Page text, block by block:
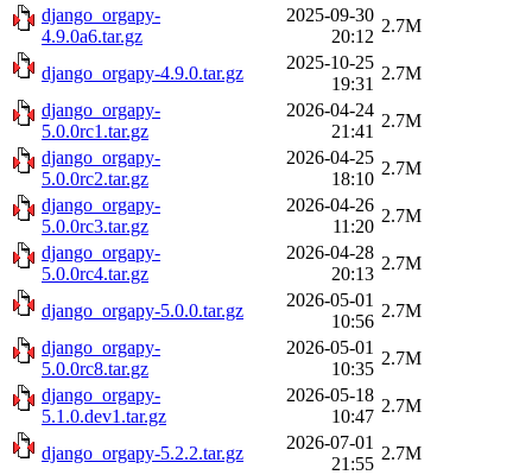
django_orgapy-
4.9.0a6.tar.gz
2025-09-30
20:12
2.7M
django_orgapy-4.9.0.tar.gz
2025-10-25
19:31
2.7M
django_orgapy-
5.0.0rc1.tar.gz
2026-04-24
21:41
2.7M
django_orgapy-
5.0.0rc2.tar.gz
2026-04-25
18:10
2.7M
django_orgapy-
5.0.0rc3.tar.gz
2026-04-26
11:20
2.7M
django_orgapy-
5.0.0rc4.tar.gz
2026-04-28
20:13
2.7M
django_orgapy-5.0.0.tar.gz
2026-05-01
10:56
2.7M
django_orgapy-
5.0.0rc8.tar.gz
2026-05-01
10:35
2.7M
django_orgapy-
5.1.0.dev1.tar.gz
2026-05-18
10:47
2.7M
django_orgapy-5.2.2.tar.gz
2026-07-01
21:55
2.7M